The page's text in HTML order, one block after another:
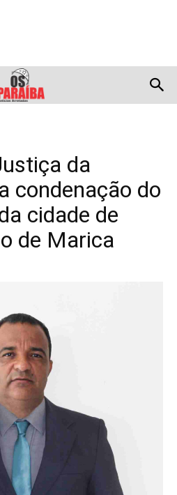
da
condenação do
cidade de
de Marica